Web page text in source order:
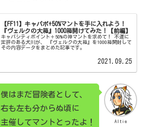
【FF11】キャパポ+50%マントを手に入れよう！
『ヴェルクの大箱』1000箱開けてみた！【前編】
キャパシティポイント＋50%の神マントを求めて！ 不運に
定評のある犬川が、 『ヴェルクの大箱』を1000箱開封して
その内容データをまとめた記事です。
2021.09.25
Altie
僕はまだ冒険者として、
右も左も分からぬ頃に
主催してマントとったよ！